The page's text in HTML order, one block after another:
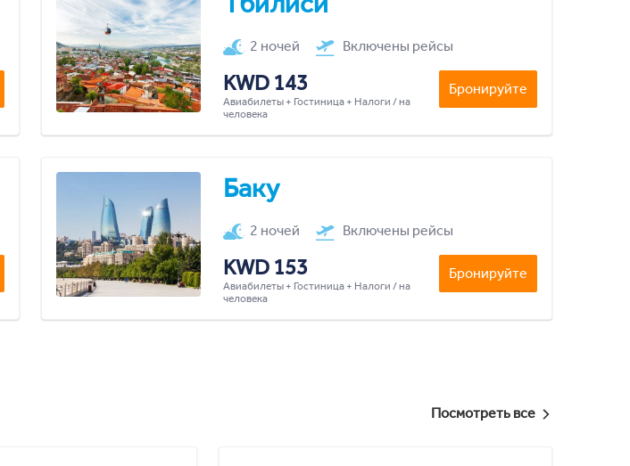
2 ночей Включены рейсы
KWD 143
Авиабилеты + Гостиница + Налоги / на
человека
Бронируйте
Баку
2 ночей Включены рейсы
KWD 153
Авиабилеты + Гостиница + Налоги / на
человека
Бронируйте
Посмотреть все